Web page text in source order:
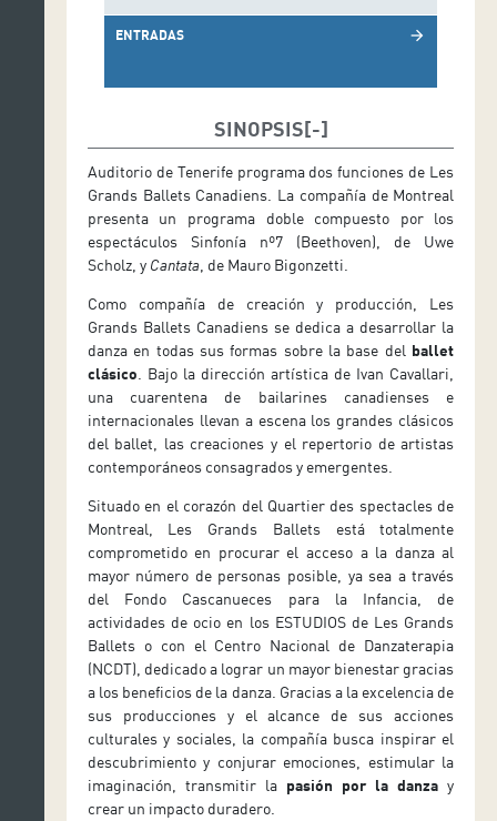
ENTRADAS arrow_forward
SINOPSIS
Auditorio de Tenerife programa dos funciones de Les
Grands Ballets Canadiens. La compañía de Montreal
presenta un programa doble compuesto por los
espectáculos Sinfonía nº7 (Beethoven), de Uwe
Scholz, y Cantata, de Mauro Bigonzetti.
Como compañía de creación y producción, Les
Grands Ballets Canadiens se dedica a desarrollar la
danza en todas sus formas sobre la base del ballet
clásico . Bajo la dirección artística de Ivan Cavallari,
una cuarentena de bailarines canadienses e
internacionales llevan a escena los grandes clásicos
del ballet, las creaciones y el repertorio de artistas
contemporáneos consagrados y emergentes.
Situado en el corazón del Quartier des spectacles de
Montreal, Les Grands Ballets está totalmente
comprometido en procurar el acceso a la danza al
mayor número de personas posible, ya sea a través
del Fondo Cascanueces para la Infancia, de
actividades de ocio en los ESTUDIOS de Les Grands
Ballets o con el Centro Nacional de Danzaterapia
(NCDT), dedicado a lograr un mayor bienestar gracias
a los beneficios de la danza. Gracias a la excelencia de
sus producciones y el alcance de sus acciones
culturales y sociales, la compañía busca inspirar el
descubrimiento y conjurar emociones, estimular la
imaginación, transmitir lapasión por la danza y
crear un impacto duradero.